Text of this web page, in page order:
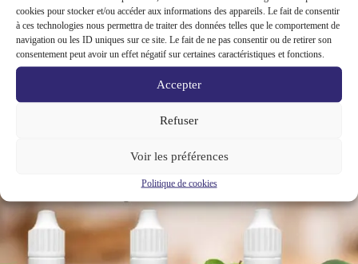
cookies pour stocker et/ou accéder aux informations des appareils. Le fait de consentir
à ces technologies nous permettra de traiter des données telles que le comportement de
navigation ou les ID uniques sur ce site. Le fait de ne pas consentir ou de retirer son
consentement peut avoir un effet négatif sur certaines caractéristiques et fonctions.
Accepter
Refuser
Voir les préférences
Politique de cookies
BOMBER CARD Carte Fraicheur menthe bio pour
cigarette tabac